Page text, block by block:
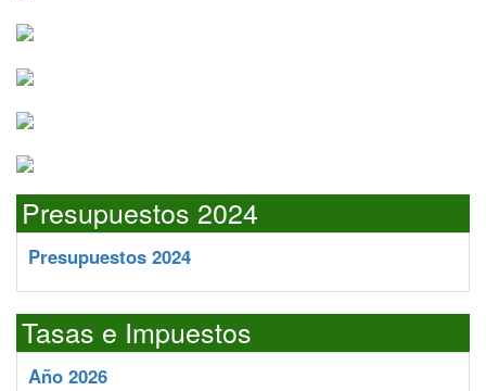
Presupuestos 2024
Presupuestos 2024
Tasas e Impuestos
Año 2026